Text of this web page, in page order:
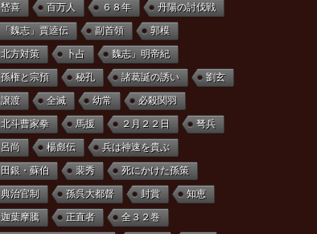
嵆喜 百万人 ６８年 丹陽の討伐戦
「魏志」賈逵伝 副首領 郭模
北方対策 卜占 魏志」明帝紀
孫権と宗預 秘孔 諸葛誕の誘い 劉玄
譲渡 全滅 幼常 必殺関羽
北斗曹家拳 馬援 ２月２２日 弩兵
呂尚 楊彪伝 兵は神速を貴ぶ
田銀・蘇伯 裴秀 死にかけた孫策
典治官制 孫呉大都督 封賞 知恵
迦葉摩騰 正直者 全３２巻